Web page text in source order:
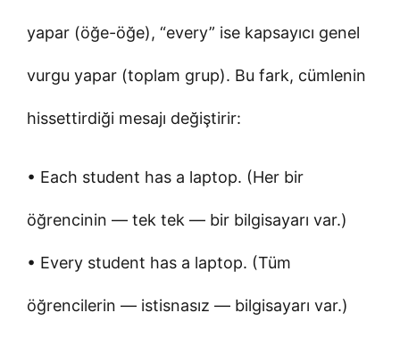
yapar (öğe-öğe), “every” ise kapsayıcı genel
vurgu yapar (toplam grup). Bu fark, cümlenin
hissettirdiği mesajı değiştirir:
• Each student has a laptop. (Her bir
öğrencinin — tek tek — bir bilgisayarı var.)
• Every student has a laptop. (Tüm
öğrencilerin — istisnasız — bilgisayarı var.)